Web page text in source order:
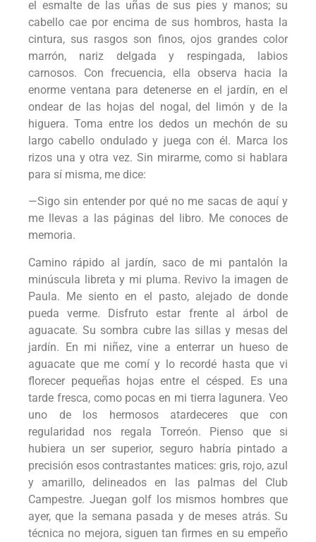
el esmalte de las uñas de sus pies y manos; su
cabello cae por encima de sus hombros, hasta la
cintura, sus rasgos son finos, ojos grandes color
marrón, nariz delgada y respingada, labios
carnosos. Con frecuencia, ella observa hacia la
enorme ventana para detenerse en el jardín, en el
ondear de las hojas del nogal, del limón y de la
higuera. Toma entre los dedos un mechón de su
largo cabello ondulado y juega con él. Marca los
rizos una y otra vez. Sin mirarme, como si hablara
para sí misma, me dice:
—Sigo sin entender por qué no me sacas de aquí y
me llevas a las páginas del libro. Me conoces de
memoria.
Camino rápido al jardín, saco de mi pantalón la
minúscula libreta y mi pluma. Revivo la imagen de
Paula. Me siento en el pasto, alejado de donde
pueda verme. Disfruto estar frente al árbol de
aguacate. Su sombra cubre las sillas y mesas del
jardín. En mi niñez, vine a enterrar un hueso de
aguacate que me comí y lo recordé hasta que vi
florecer pequeñas hojas entre el césped. Es una
tarde fresca, como pocas en mi tierra lagunera. Veo
uno de los hermosos atardeceres que con
regularidad nos regala Torreón. Pienso que si
hubiera un ser superior, seguro habría pintado a
precisión esos contrastantes matices: gris, rojo, azul
y amarillo, delineados en las palmas del Club
Campestre. Juegan golf los mismos hombres que
ayer, que la semana pasada y de meses atrás. Su
técnica no mejora, siguen tan firmes en su empeño